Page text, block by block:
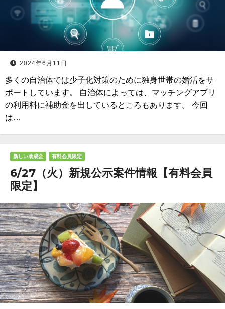
2024年6月11日
多くの自治体では少子化対策のために独身世帯の婚活をサ
ポートしています。 自治体によっては、マッチングアプリ
の利用料に補助金を出しているところもあります。 今回
は…
新しい助成金 有料会員限定
6/27（火）新規公示案件情報【有料会員
限定】